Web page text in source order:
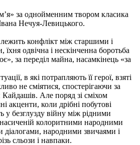
за однойменним твором класика
Нечуя-Левицького.
конфлікт між старшими і
одвічна і нескінченна боротьба
за переділ майна, насамкінець «за
в які потрапляють її герої, взяті
не сміятися, спостерігаючи за
Але поряд зі сміхом
акценти, коли дрібні побутові
у безглузду війну між рідними
колоритними народними
діалогами, народними звичаями і
сльози і навпаки.